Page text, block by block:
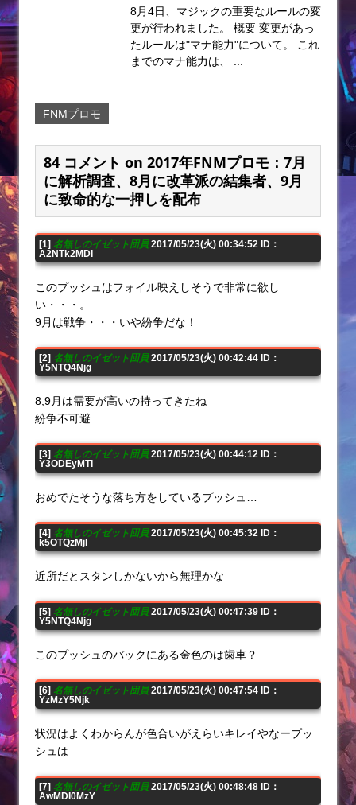
8月4日、マジックの重要なルールの変
更が行われました。 概要 変更があっ
たルールは"マナ能力"について。 これ
までのマナ能力は、 ...
FNMプロモ
84 コメント on 2017年FNMプロモ：7月
に解析調査、8月に改革派の結集者、9月
に致命的な一押しを配布
[1] 名無しのイゼット団員2017/05/23(火) 00:34:52 ID：
A2NTk2MDI
このプッシュはフォイル映えしそうで非常に欲し
い・・・。
9月は戦争・・・いや紛争だな！
[2] 名無しのイゼット団員2017/05/23(火) 00:42:44 ID：
Y5NTQ4Njg
8,9月は需要が高いの持ってきたね
紛争不可避
[3] 名無しのイゼット団員2017/05/23(火) 00:44:12 ID：
Y3ODEyMTI
おめでたそうな落ち方をしているプッシュ…
[4] 名無しのイゼット団員2017/05/23(火) 00:45:32 ID：
k5OTQzMjI
近所だとスタンしかないから無理かな
[5] 名無しのイゼット団員2017/05/23(火) 00:47:39 ID：
Y5NTQ4Njg
このプッシュのバックにある金色のは歯車？
[6] 名無しのイゼット団員2017/05/23(火) 00:47:54 ID：
YzMzY5Njk
状況はよくわからんが色合いがえらいキレイやなープッ
シュは
[7] 名無しのイゼット団員2017/05/23(火) 00:48:48 ID：
AwMDI0MzY